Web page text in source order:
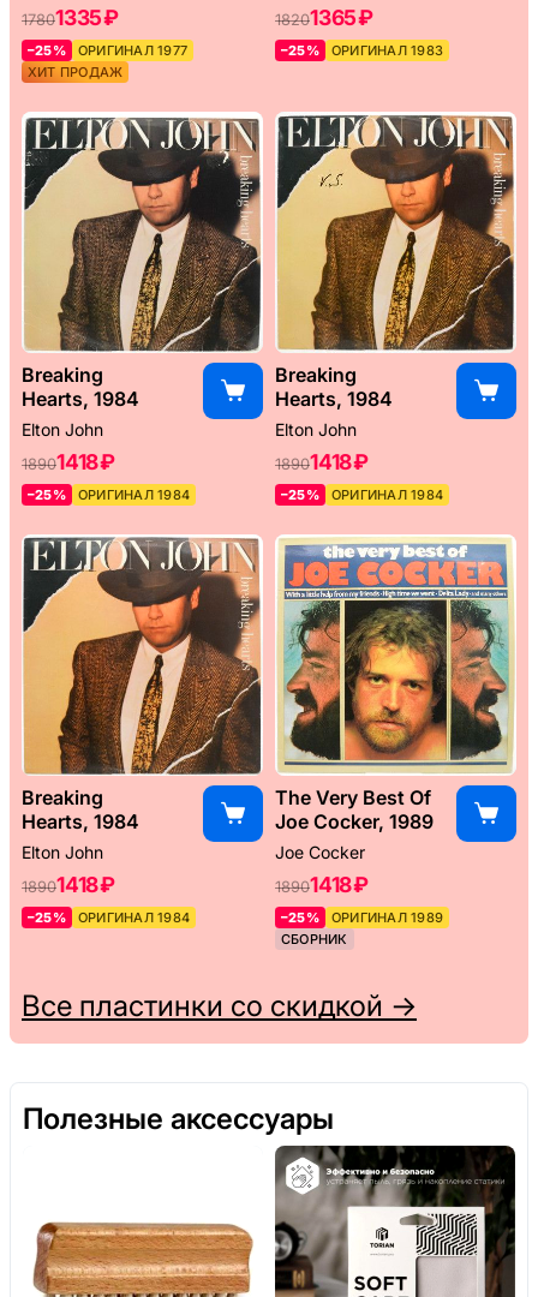
17801335 ₽
–25%
ОРИГИНАЛ 1977
ХИТ ПРОДАЖ
18201365 ₽
–25% ОРИГИНАЛ 1983
Breaking
Hearts, 1984
Elton John
18901418 ₽
–25% ОРИГИНАЛ 1984
Breaking
Hearts, 1984
Elton John
18901418 ₽
–25% ОРИГИНАЛ 1984
Breaking
Hearts, 1984
Elton John
18901418 ₽
–25% ОРИГИНАЛ 1984
The Very Best Of
Joe Cocker, 1989
Joe Cocker
18901418 ₽
–25%
ОРИГИНАЛ 1989
СБОРНИК
Все пластинки со скидкой →
Полезные аксессуары